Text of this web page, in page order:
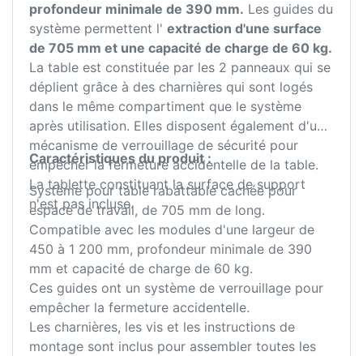
profondeur minimale de 390 mm. Les guides du
système permettent l' extraction d'une surface
de 705 mm et une capacité de charge de 60 kg.
La table est constituée par les 2 panneaux qui se
déplient grâce à des charnières qui sont logés
dans le même compartiment que le système
après utilisation. Elles disposent également d'un
mécanisme de verrouillage de sécurité pour
empêcher la fermeture accidentelle de la table.
La tablette constituant la surface de support
n'est pas incluse.
Caractéristiques du produit :
Système pour table rabattable cachée pour
espace de travail, de 705 mm de long.
Compatible avec les modules d'une largeur de
450 à 1 200 mm, profondeur minimale de 390
mm et capacité de charge de 60 kg.
Ces guides ont un système de verrouillage pour
empêcher la fermeture accidentelle.
Les charnières, les vis et les instructions de
montage sont inclus pour assembler toutes les